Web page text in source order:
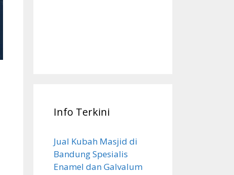
Info Terkini
Jual Kubah Masjid di
Bandung Spesialis
Enamel dan Galvalum